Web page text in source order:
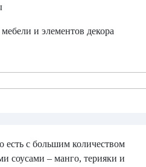
и элементов декора
есть с большим количеством
соусами – манго, терияки и